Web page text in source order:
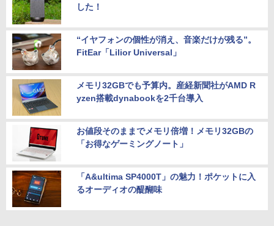
した！
“イヤフォンの個性が消え、音楽だけが残る”。
FitEar「Lilior Universal」
メモリ32GBでも予算内。産経新聞社がAMD R
yzen搭載dynabookを2千台導入
お値段そのままでメモリ倍増！メモリ32GBの
「お得なゲーミングノート」
「A&ultima SP4000T」の魅力！ポケットに入
るオーディオの醍醐味